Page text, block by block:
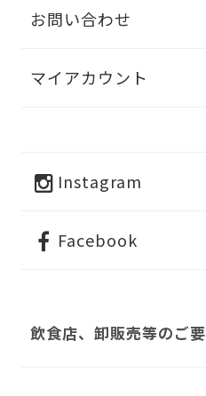
お問い合わせ
マイアカウント
Instagram
Facebook
飲食店、卸販売等のご